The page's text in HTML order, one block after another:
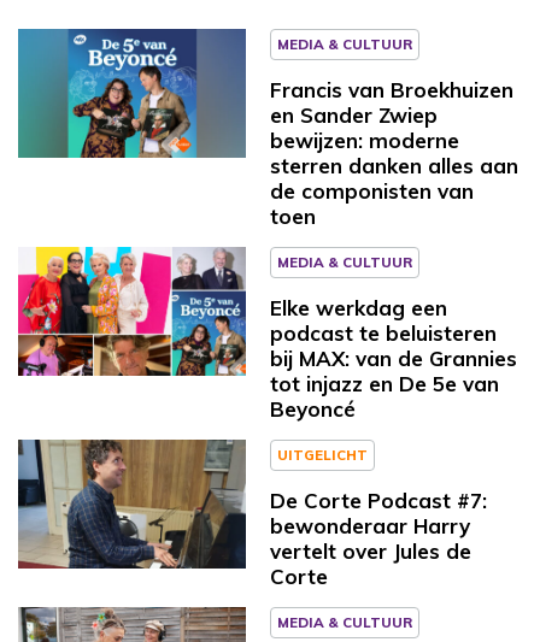
MEDIA & CULTUUR
Francis van Broekhuizen
en Sander Zwiep
bewijzen: moderne
sterren danken alles aan
de componisten van
toen
MEDIA & CULTUUR
Elke werkdag een
podcast te beluisteren
bij MAX: van de Grannies
tot injazz en De 5e van
Beyoncé
UITGELICHT
De Corte Podcast #7:
bewonderaar Harry
vertelt over Jules de
Corte
MEDIA & CULTUUR